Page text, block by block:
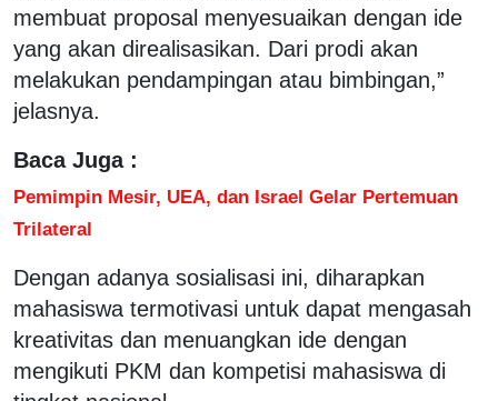
membuat proposal menyesuaikan dengan ide
yang akan direalisasikan. Dari prodi akan
melakukan pendampingan atau bimbingan,”
jelasnya.
Baca Juga :
Pemimpin Mesir, UEA, dan Israel Gelar Pertemuan
Trilateral
Dengan adanya sosialisasi ini, diharapkan
mahasiswa termotivasi untuk dapat mengasah
kreativitas dan menuangkan ide dengan
mengikuti PKM dan kompetisi mahasiswa di